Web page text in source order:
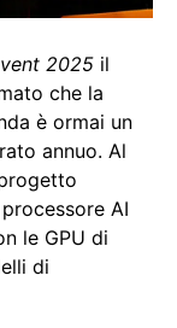
2025 il
che la
è ormai un
annuo. Al
AI
le GPU di
di